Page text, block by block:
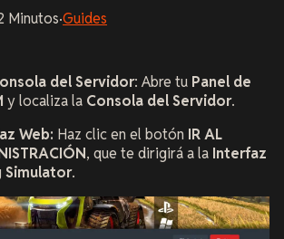
Minutos·Guides
del Servidor: Abre tu Panel de
y localiza la Consola del Servidor.
Web: Haz clic en el botón IR AL
, que te dirigirá a la Interfaz
Simulator.